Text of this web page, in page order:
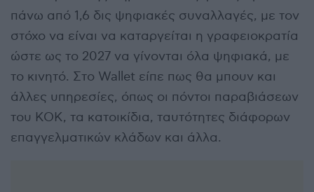
πάνω από 1,6 δις ψηφιακές συναλλαγές, με τον
στόχο να είναι να καταργείται η γραφειοκρατία
ώστε ως το 2027 να γίνονται όλα ψηφιακά, με
το κινητό. Στο Wallet είπε πως θα μπουν και
άλλες υπηρεσίες, όπως οι πόντοι παραβιάσεων
του ΚΟΚ, τα κατοικίδια, ταυτότητες διάφορων
επαγγελματικών κλάδων και άλλα.